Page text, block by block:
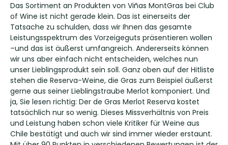
Das Sortiment an Produkten von Viñas MontGras bei Club
of Wine ist nicht gerade klein. Das ist einerseits der
Tatsache zu schulden, dass wir Ihnen das gesamte
Leistungsspektrum des Vorzeigeguts präsentieren wollen
–und das ist äußerst umfangreich. Andererseits können
wir uns aber einfach nicht entscheiden, welches nun
unser Lieblingsprodukt sein soll. Ganz oben auf der Hitliste
stehen die Reserva-Weine, die Gras zum Beispiel äußerst
gerne aus seiner Lieblingstraube Merlot komponiert. Und
ja, Sie lesen richtig: Der de Gras Merlot Reserva kostet
tatsächlich nur so wenig. Dieses Missverhältnis von Preis
und Leistung haben schon viele Kritiker für Weine aus
Chile bestätigt und auch wir sind immer wieder erstaunt.